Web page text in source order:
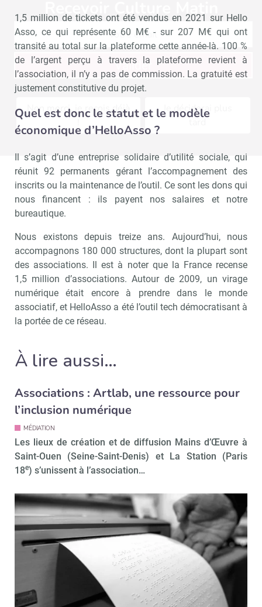
1,5 million de tickets ont été vendus en 2021 sur Hello
Asso, ce qui représente 60 M€ - sur 207 M€ qui ont
transité au total sur la plateforme cette année-là. 100 %
de l’argent perçu à travers la plateforme revient à
l’association, il n’y a pas de commission. La gratuité est
justement constitutive du projet.
Quel est donc le statut et le modèle
économique d’HelloAsso ?
Il s’agit d’une entreprise solidaire d’utilité sociale, qui
réunit 92 permanents gérant l’accompagnement des
inscrits ou la maintenance de l’outil. Ce sont les dons qui
nous financent : ils payent nos salaires et notre
bureautique.
Nous existons depuis treize ans. Aujourd’hui, nous
accompagnons 180 000 structures, dont la plupart sont
des associations. Il est à noter que la France recense
1,5 million d’associations. Autour de 2009, un virage
numérique était encore à prendre dans le monde
associatif, et HelloAsso a été l’outil tech démocratisant à
la portée de ce réseau.
À lire aussi…
Associations : Artlab, une ressource pour
l’inclusion numérique
MÉDIATION
Les lieux de création et de diffusion Mains d’Œuvre à
Saint-Ouen (Seine-Saint-Denis) et La Station (Paris
18e) s’unissent à l’association…
Recevoir Culture Matin
Valider
Non merci, je reçois déjà
Je déciderai plus